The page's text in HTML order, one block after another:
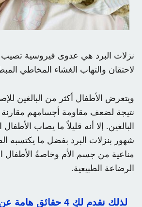
نزلات البرد هي عدوى فيروسية
لاحتقان والتهاب الغشاء المخاطي
ويتعرض الأطفال أكثر من البالغين
نتيجة لضعف مقاومة أجسامهم
شهور بنزلات البرد بفضل ما يكتسبه
مناعية من جسم الأم وخاصةً الأطفال
الرضاعة الطبيعية.
لذلك نقدم لكٍ 4 حقائق